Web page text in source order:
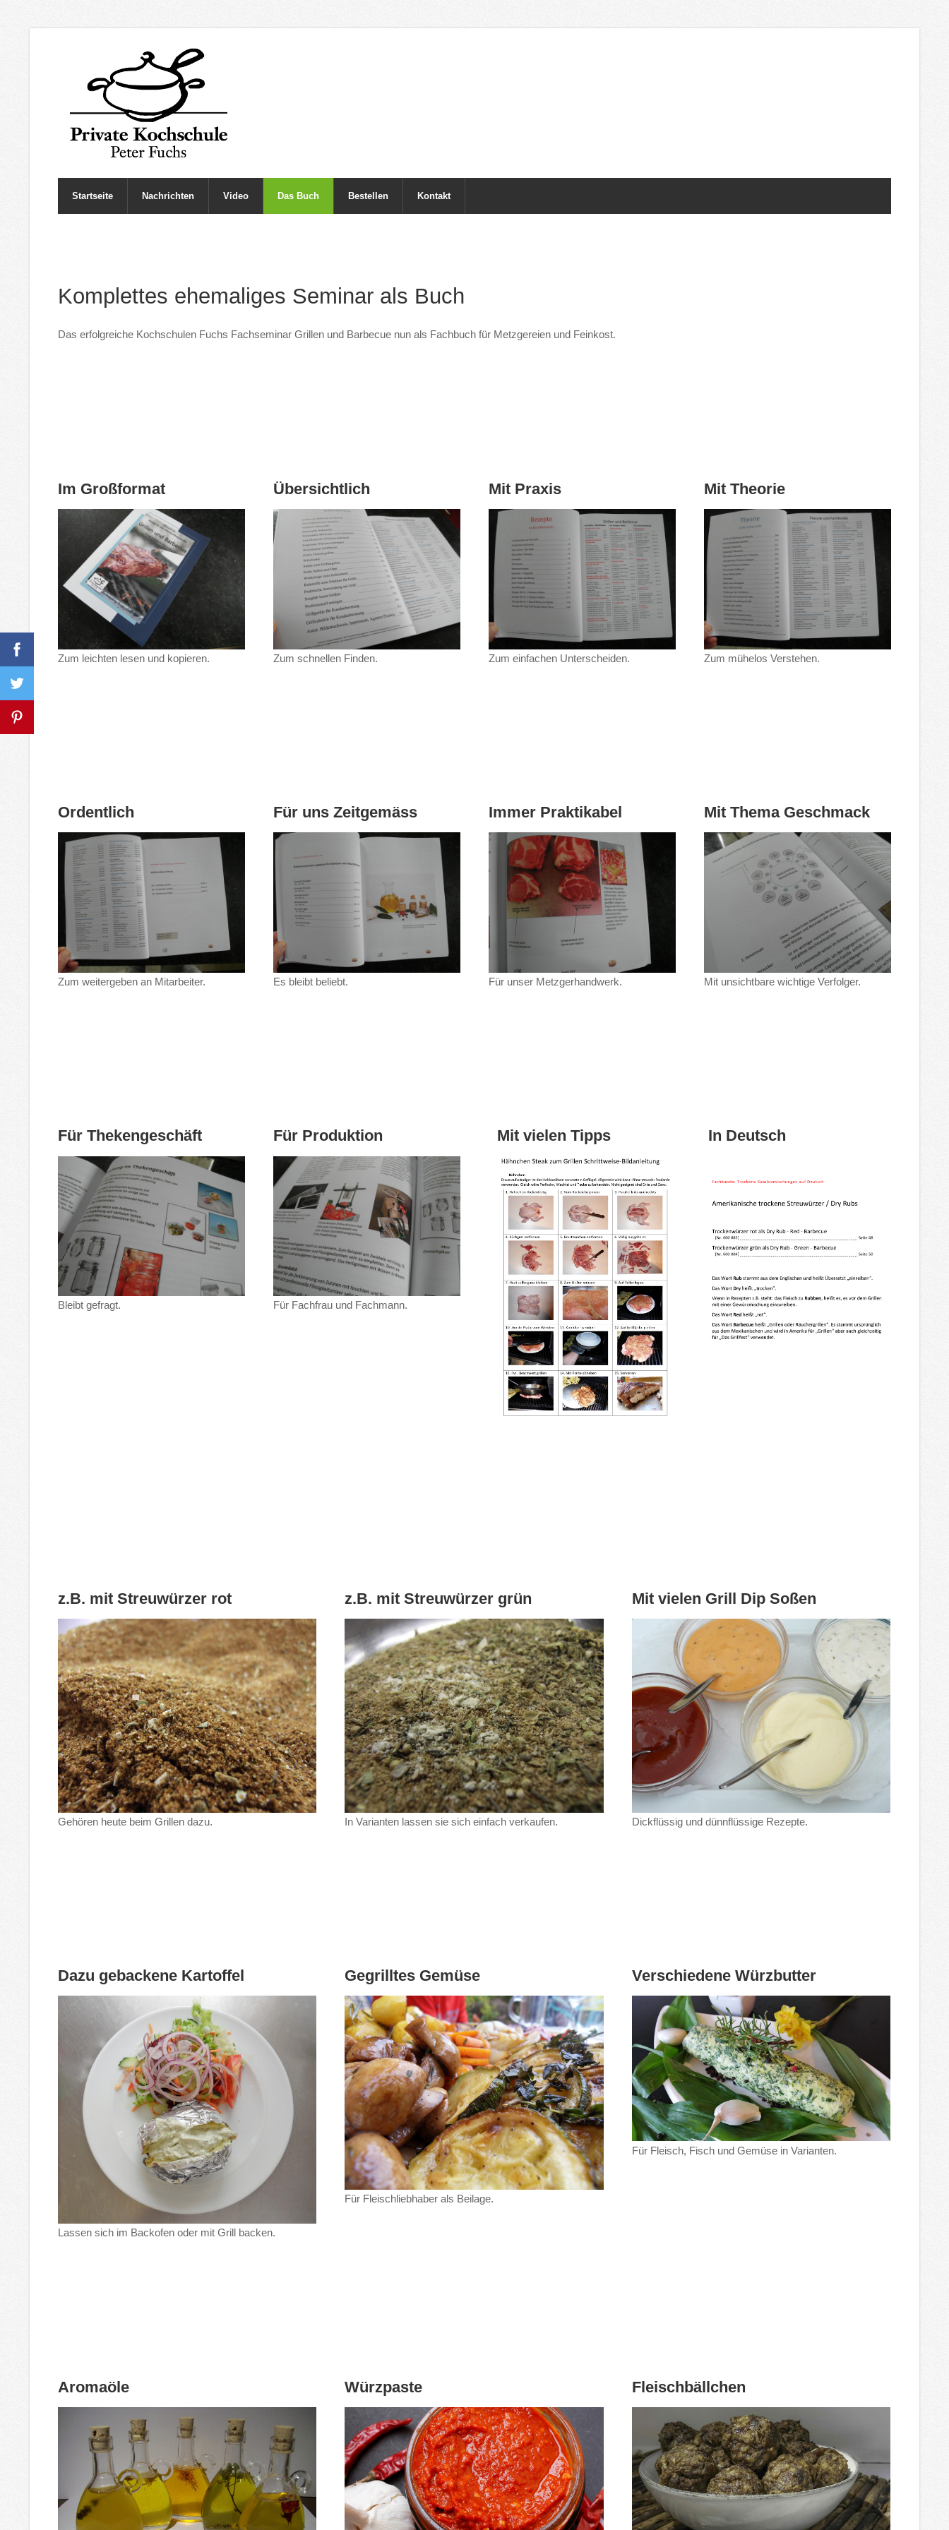
Startseite Nachrichten Video Das Buch Bestellen Kontakt
Komplettes ehemaliges Seminar als Buch
Das erfolgreiche Kochschulen Fuchs Fachseminar Grillen und Barbecue nun als Fachbuch für Metzgereien und Feinkost.
Im Großformat
Zum leichten lesen und kopieren.
Übersichtlich
Zum schnellen Finden.
Mit Praxis
Zum einfachen Unterscheiden.
Mit Theorie
Zum mühelos Verstehen.
Ordentlich
Zum weitergeben an Mitarbeiter.
Für uns Zeitgemäss
Es bleibt beliebt.
Immer Praktikabel
Für unser Metzgerhandwerk.
Mit Thema Geschmack
Mit unsichtbare wichtige Verfolger.
Für Thekengeschäft
Bleibt gefragt.
Für Produktion
Für Fachfrau und Fachmann.
Mit vielen Tipps In Deutsch
z.B. mit Streuwürzer rot
Gehören heute beim Grillen dazu.
z.B. mit Streuwürzer grün
In Varianten lassen sie sich einfach verkaufen.
Mit vielen Grill Dip Soßen
Dickflüssig und dünnflüssige Rezepte.
Dazu gebackene Kartoffel
Lassen sich im Backofen oder mit Grill backen.
Gegrilltes Gemüse
Für Fleischliebhaber als Beilage.
Verschiedene Würzbutter
Für Fleisch, Fisch und Gemüse in Varianten.
Aromaöle Würzpaste Fleischbällchen